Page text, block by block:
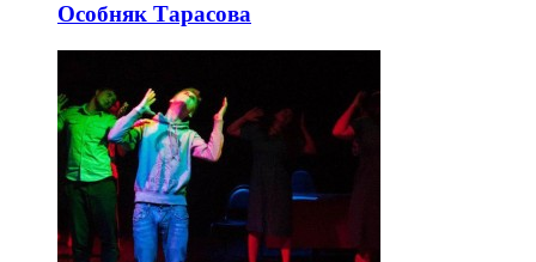
Особняк Тарасова